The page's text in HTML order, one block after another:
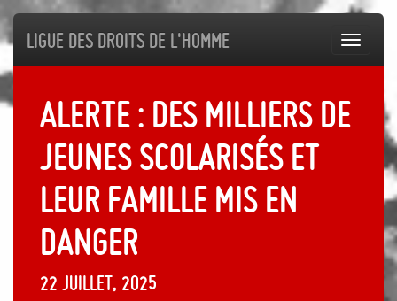
Ligue des droits de l'Homme
Alerte : des milliers de
jeunes scolarisés et
leur famille mis en
danger
22 juillet, 2025